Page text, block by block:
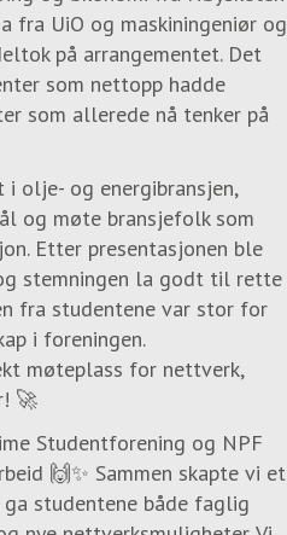
fra UiO og maskiningeniør og
på arrangementet. Det
som nettopp hadde
som allerede nå tenker på
i olje- og energibransjen,
og møte bransjefolk som
Etter presentasjonen ble
stemningen la godt til rette
fra studentene var stor for
i foreningen.
møteplass for nettverk,
🚀
Studentforening og NPF
🙌✨ Sammen skapte vi et
studentene både faglig